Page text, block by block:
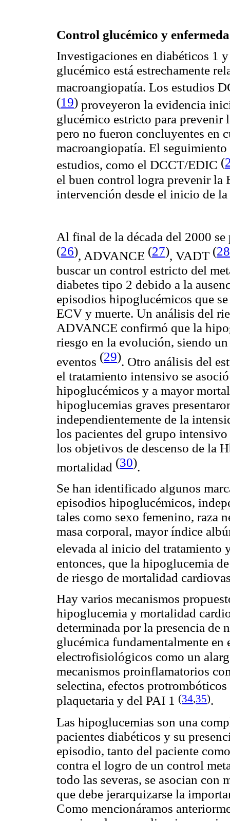
Control glucémico y
Investigaciones en diabéticos 1
glucémico está estrechamente
macroangiopatía. Los estudios
(19) proveyeron la evidencia
glucémico estricto para prevenir
pero no fueron concluyentes en
macroangiopatía. El
estudios, como el DCCT/EDIC (
el buen control logra prevenir la
intervención desde el inicio de
Al final de la década del 2000
(26), ADVANCE (27), VADT (28
buscar un control estricto del
diabetes tipo 2 debido a la
episodios hipoglucémicos que
ECV y muerte. Un análisis del
ADVANCE confirmó que la
riesgo en la evolución, siendo
eventos (29). Otro análisis del
el tratamiento intensivo se
hipoglucémicos y a mayor
hipoglucemias graves
independientemente de la
los pacientes del grupo
los objetivos de descenso de la
mortalidad (30).
Se han identificado algunos
episodios hipoglucémicos,
tales como sexo femenino, raza
masa corporal, mayor índice
elevada al inicio del tratamiento
entonces, que la hipoglucemia
de riesgo de mortalidad
Hay varios mecanismos
hipoglucemia y mortalidad
determinada por la presencia
glucémica fundamentalmente
electrofisiológicos como un
mecanismos proinflamatorios
selectina, efectos
plaquetaria y del PAI 1 (34,35).
Las hipoglucemias son una
pacientes diabéticos y su
episodio, tanto del paciente
contra el logro de un control
todo las severas, se asocian
que debe jerarquizarse la
Como mencionáramos